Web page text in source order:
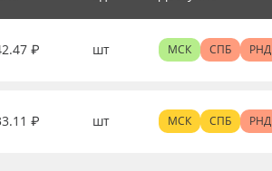
₽ шт МСК СПБ РНД
₽ шт МСК СПБ РНД